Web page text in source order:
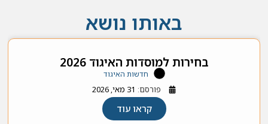
באותו נושא
בחירות למוסדות האיגוד 2026
חדשות האיגוד
פורסם: 31 מאי, 2026
קראו עוד